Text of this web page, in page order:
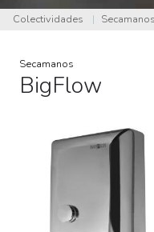
Colectividades | Secamanos
Secamanos
BigFlow